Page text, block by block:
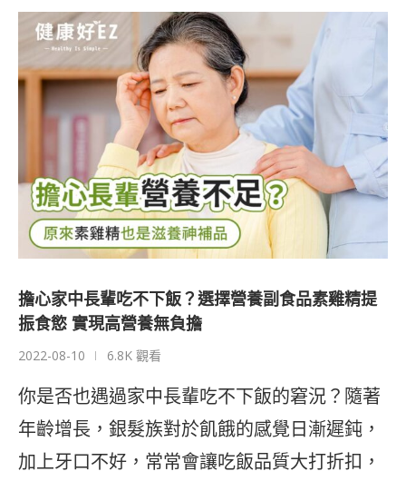
擔心家中長輩吃不下飯？選擇營養副食品素雞精提
振食慾 實現高營養無負擔
2022-08-10 6.8K 觀看
你是否也遇過家中長輩吃不下飯的窘況？隨著
年齡增長，銀髮族對於飢餓的感覺日漸遲鈍，
加上牙口不好，常常會讓吃飯品質大打折扣，